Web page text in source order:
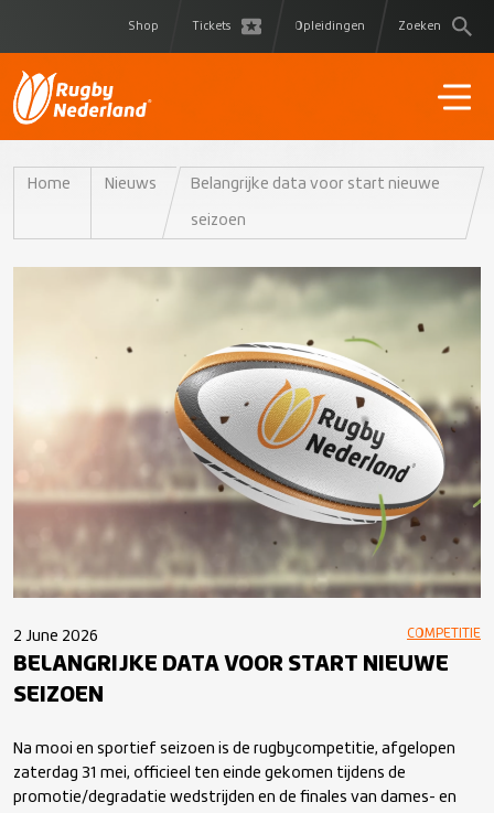
Shop Tickets Opleidingen Zoeken
Home Nieuws Belangrijke data voor start nieuwe
seizoen
2 June 2026 COMPETITIE
BELANGRIJKE DATA VOOR START NIEUWE
SEIZOEN
Na mooi en sportief seizoen is de rugbycompetitie, afgelopen
zaterdag 31 mei, officieel ten einde gekomen tijdens de
promotie/degradatie wedstrijden en de finales van dames- en